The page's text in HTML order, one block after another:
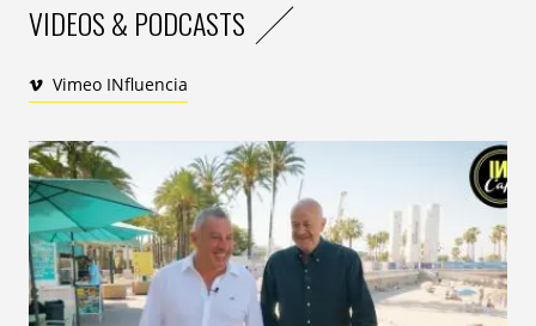
VIDEOS & PODCASTS
Vimeo INfluencia